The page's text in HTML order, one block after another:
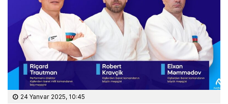
24 Yanvar 2025, 10:45